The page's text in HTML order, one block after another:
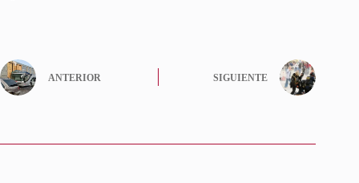
ANTERIOR SIGUIENTE